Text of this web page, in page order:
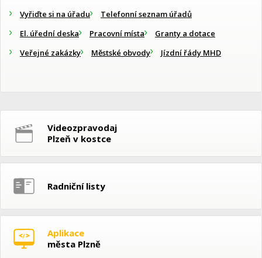
Vyřiďte si na úřadu
Telefonní seznam úřadů
El. úřední deska
Pracovní místa
Granty a dotace
Veřejné zakázky
Městské obvody Jízdní řády MHD
Videozpravodaj
Plzeň v kostce
Radniční listy
Aplikace
města Plzně